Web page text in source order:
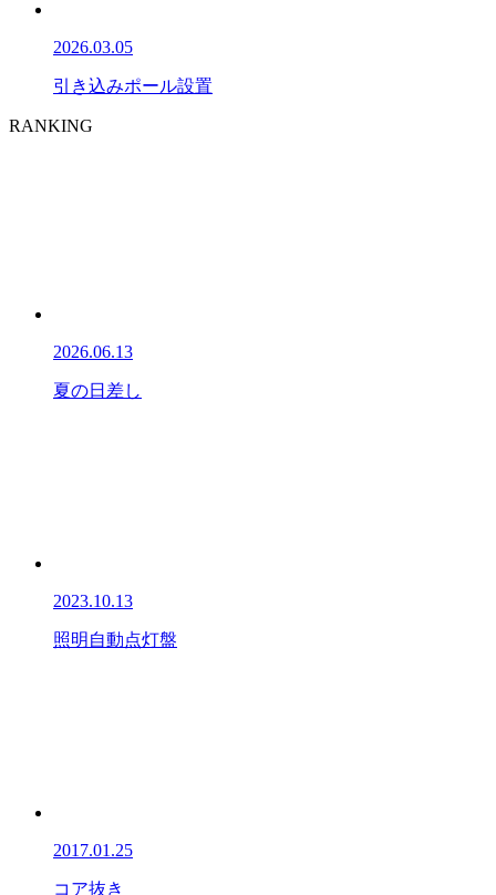
2026.03.05
引き込みポール設置
RANKING
2026.06.13
夏の日差し
2023.10.13
照明自動点灯盤
2017.01.25
コア抜き